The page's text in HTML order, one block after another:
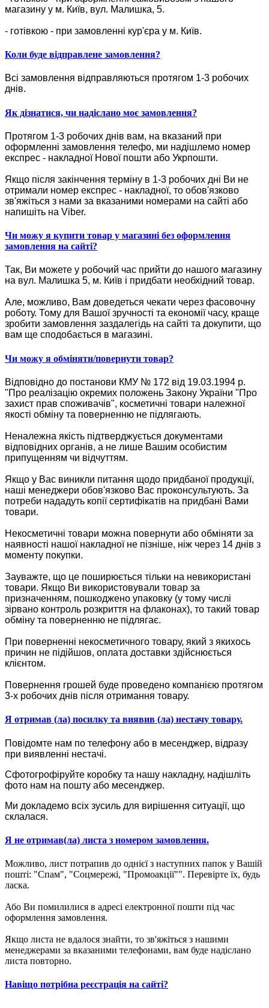
магазину у м. Київ, вул. Малишка, 5.
- готівкою - при замовленні кур'єра у м. Київ.
Коли буде відправлене замовлення?
Всі замовлення відправляються протягом 1-3 робочих
днів.
Як дізнатися, чи надіслано моє замовлення?
Протягом 1-3 робочих днів вам, на вказаний при
оформленні замовлення телефо, ми надішлемо номер
експрес - накладної Нової пошти або Укрпошти.
Якщо після закінчення терміну в 1-3 робочих дні Ви не
отримали номер експрес - накладної, то обов'язково
зв'яжіться з нами за вказаними номерами на сайті або
напишіть на Viber.
Чи можу я купити товар у магазині без оформлення
замовлення на сайті?
Так, Ви можете у робочий час прийти до нашого магазину
на вул. Малишка 5, м. Київ і придбати необхідний товар.
Але, можливо, Вам доведеться чекати через фасовочну
роботу. Тому для Вашої зручності та економії часу, краще
зробити замовлення заздалегідь на сайті та докупити, що
вам ще сподобається в магазині.
Чи можу я обміняти/повернути товар?
Відповідно до постанови КМУ № 172 від 19.03.1994 р.
"Про реалізацію окремих положень Закону України "Про
захист прав споживачів", косметичні товари належної
якості обміну та поверненню не підлягають.
Неналежна якість підтверджується документами
відповідних органів, а не лише Вашим особистим
припущенням чи відчуттям.
Якщо у Вас виникли питання щодо придбаної продукції,
наші менеджери обов'язково Вас проконсультують. За
потреби нададуть копії сертифікатів на придбані Вами
товари.
Некосметичні товари можна повернути або обміняти за
наявності нашої накладної не пізніше, ніж через 14 днів з
моменту покупки.
Зауважте, що це поширюється тільки на невикористані
товари. Якщо Ви використовували товар за
призначенням, пошкоджено упаковку (у тому числі
зірвано контроль розкриття на флаконах), то такий товар
обміну та поверненню не підлягає.
При поверненні некосметичного товару, який з якихось
причин не підійшов, оплата доставки здійснюється
клієнтом.
Повернення грошей буде проведено компанією протягом
3-х робочих днів після отримання товару.
Я отримав (ла) посилку та виявив (ла) нестачу товару.
Повідомте нам по телефону або в месенджер, відразу
при виявленні нестачі.
Сфотогрофіруйте коробку та нашу накладну, надішліть
фото нам на пошту або месенджер.
Ми докладемо всіх зусиль для вирішення ситуації, що
склалася.
Я не отримав(ла) листа з номером замовлення.
Можливо, лист потрапив до однієї з наступних папок у Вашій
пошті: "Спам", "Соцмережі, "Промоакції"". Перевірте їх, будь
ласка.
Або Ви помилилися в адресі електронної пошти під час
оформлення замовлення.
Якщо листа не вдалося знайти, то зв'яжіться з нашими
менеджерами за вказаними телефонами, вам буде надіслано
листа повторно.
Навіщо потрібна реєстрація на сайті?